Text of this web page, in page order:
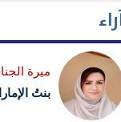
ميرة
بنتُ